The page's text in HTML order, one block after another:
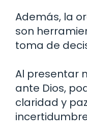
Además, la
son
toma de
Al presentar
ante Dios,
claridad y